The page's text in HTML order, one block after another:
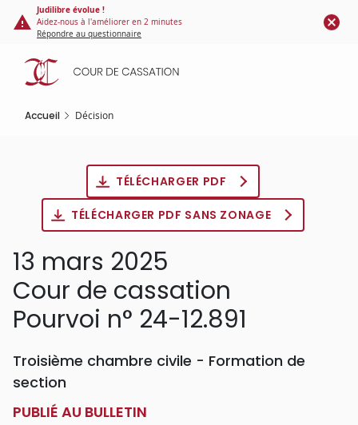
Panneau de gestion des cookies
contenu
principal
Judilibre évolue !
Aidez-nous à l'améliorer en 2 minutes
Répondre au questionnaire
Accueil Décision
TÉLÉCHARGER PDF
TÉLÉCHARGER PDF SANS ZONAGE
13 mars 2025
Cour de cassation
Pourvoi n° 24-12.891
Troisième chambre civile - Formation de
section
PUBLIÉ AU BULLETIN